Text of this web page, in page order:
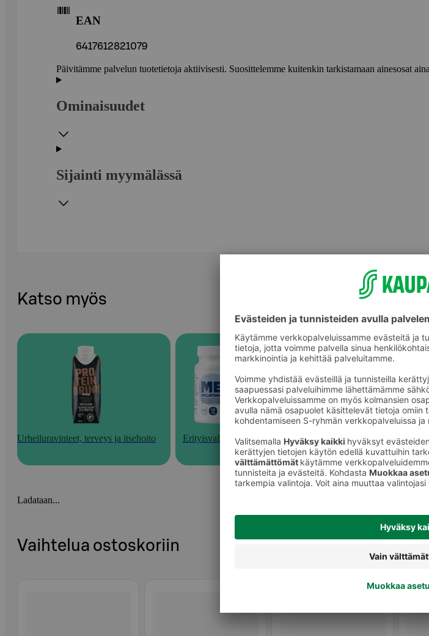
EAN
6417612821079
Päivitämme palvelun tuotetietoja aktiivisesti. Suosittelemme kuitenkin tarkistamaan ainesosat
Ominaisuudet
Sijainti myymälässä
Katso myös
Urheiluravinteet, terveys ja itsehoito Erityisvalmisteet Melatoniinit
Ladataan...
Vaihtelua ostoskoriin